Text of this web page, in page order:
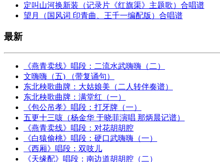
定叫山河换新装（记录片《红旗渠》主题歌）合唱谱
望月（国风词 印青曲、王千一编配版）合唱谱
最新
《燕青卖线》唱段：二流水武嗨嗨（二）
文嗨嗨（五) （带复诵句）
东北秧歌曲牌：大姑娘美（二人转伴奏谱）
东北秧歌曲牌：满堂红（一）
《包公吊孝》唱段：打牙牌（一）
五更十三咳（杨金华 于晓菲演唱 那炳晨记谱）
《燕青卖线》唱段：对花胡胡腔
《白猿偷桃》唱段：硬口武嗨嗨（一）
《西厢》唱段：双吱儿
《天缘配》唱段：南边道胡胡腔（二）